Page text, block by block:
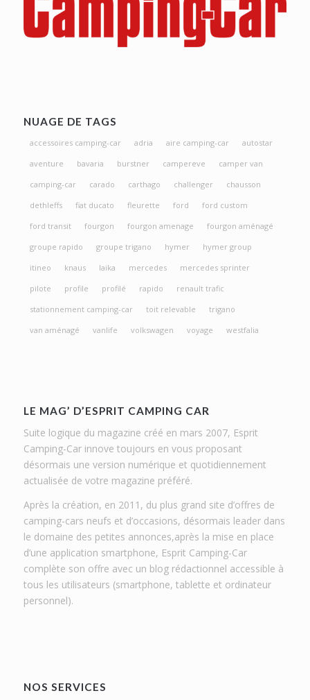
NUAGE DE TAGS
accessoires camping-car adria aire camping-car
autostar
aventure
bavaria burstner campereve
camper van
camping-car
carado carthago challenger
chausson
dethleffs
fiat ducato fleurette ford
ford custom
ford transit
fourgon fourgon amenage
fourgon aménagé
groupe rapido
groupe trigano hymer
hymer group
itineo
knaus laika mercedes
mercedes sprinter
pilote
profile profilé rapido
renault trafic
stationnement camping-car
toit relevable
trigano
van aménagé
vanlife volkswagen voyage westfalia
LE MAG’ D’ESPRIT CAMPING CAR
Suite logique du magazine créé en mars 2007, Esprit
Camping-Car innove toujours en vous proposant
désormais une version numérique et quotidiennement
actualisée de votre magazine préféré.
Après la création, en 2011, du plus grand site d’offres de
camping-cars neufs et d’occasions, désormais leader dans
le domaine des petites annonces,après la mise en place
d’une application smartphone, Esprit Camping-Car
complète son offre avec un blog rédactionnel accessible à
tous les utilisateurs (smartphone, tablette et ordinateur
personnel).
NOS SERVICES